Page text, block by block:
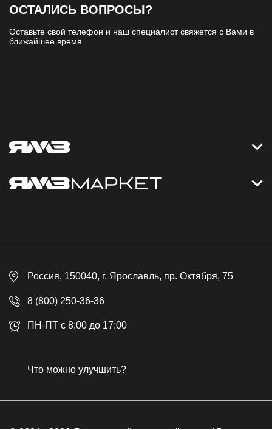
ОСТАЛИСЬ ВОПРОСЫ?
Оставьте свой телефон и наш специалист свяжется с Вами в
ближайшее время
Контакты
Доставка
Контакты
Гарантия
Публичная оферта
Россия, 150040, г. Ярославль, пр. Октября, 75
8 (800) 250-36-36
ПН-ПТ с 8:00 до 17:00
Что можно улучшить?